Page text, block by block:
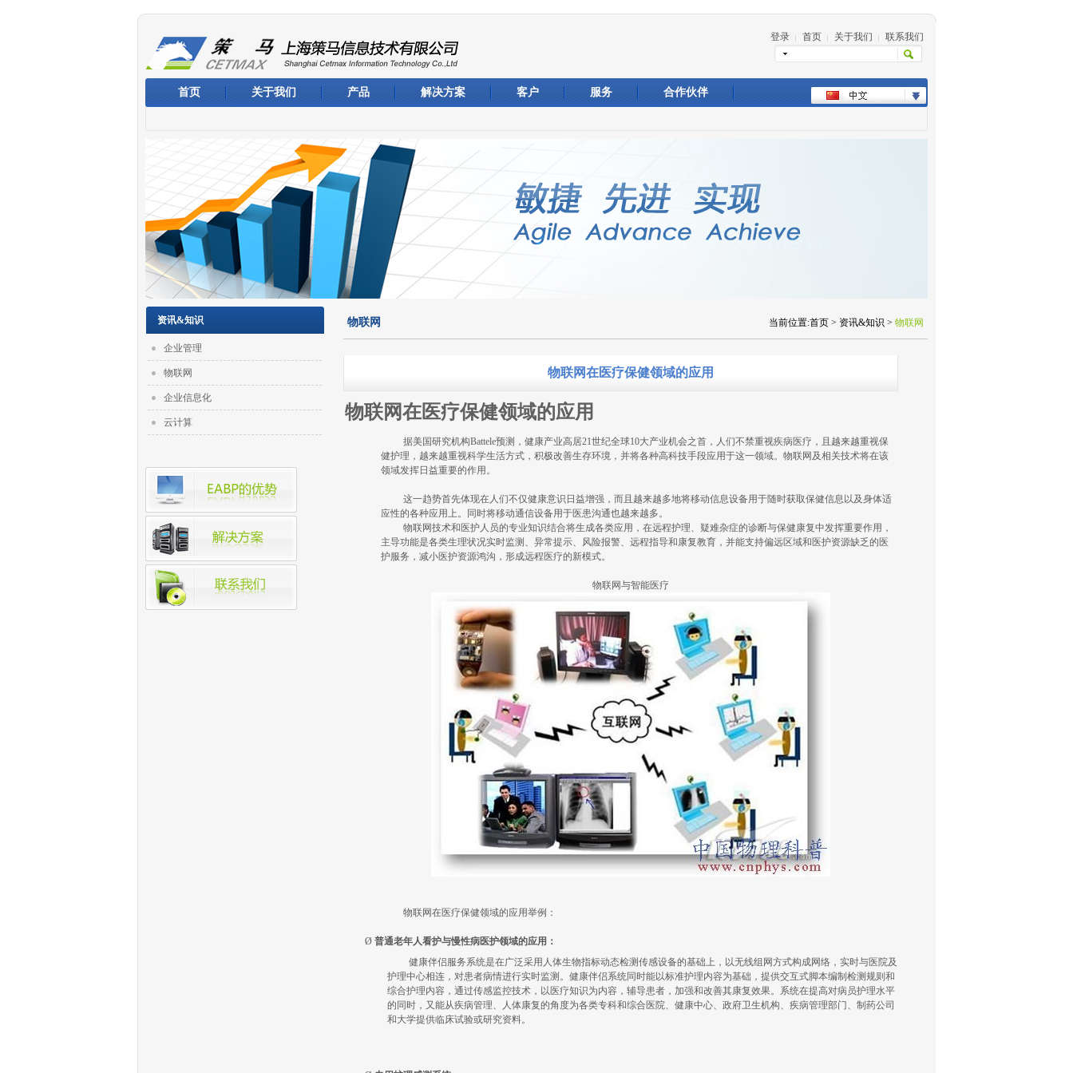
登录 首页 关于我们 联系我们
首页 关于我们 产品 解决方案 客户 服务 合作伙伴
资讯&知识
企业管理
物联网
企业信息化
云计算
当前位置:首页 > 资讯&知识 > 物联网
物联网
物联网在医疗保健领域的应用
物联网在医疗保健领域的应用
据美国研究机构Battele预测，健康产业高居21世纪全球10大产业机会之首，人们不禁重视疾病医疗，且越来越重视保
健护理，越来越重视科学生活方式，积极改善生存环境，并将各种高科技手段应用于这一领域。物联网及相关技术将在该
领域发挥日益重要的作用。
这一趋势首先体现在人们不仅健康意识日益增强，而且越来越多地将移动信息设备用于随时获取保健信息以及身体适
应性的各种应用上。同时将移动通信设备用于医患沟通也越来越多。
物联网技术和医护人员的专业知识结合将生成各类应用，在远程护理、疑难杂症的诊断与保健康复中发挥重要作用，
主导功能是各类生理状况实时监测、异常提示、风险报警、远程指导和康复教育，并能支持偏远区域和医护资源缺乏的医
护服务，减小医护资源鸿沟，形成远程医疗的新模式。
物联网与智能医疗
物联网在医疗保健领域的应用举例：
Ø 普通老年人看护与慢性病医护领域的应用：
健康伴侣服务系统是在广泛采用人体生物指标动态检测传感设备的基础上，以无线组网方式构成网络，实时与医院及
护理中心相连，对患者病情进行实时监测。健康伴侣系统同时能以标准护理内容为基础，提供交互式脚本编制检测规则和
综合护理内容，通过传感监控技术，以医疗知识为内容，辅导患者，加强和改善其康复效果。系统在提高对病员护理水平
的同时，又能从疾病管理、人体康复的角度为各类专科和综合医院、健康中心、政府卫生机构、疾病管理部门、制药公司
和大学提供临床试验或研究资料。